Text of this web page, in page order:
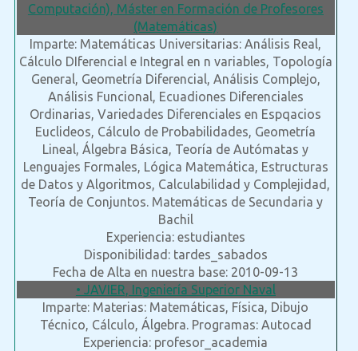
Computación), Máster en Formación de Profesores
(Matemáticas)
Imparte: Matemáticas Universitarias: Análisis Real,
Cálculo DIferencial e Integral en n variables, Topología
General, Geometría Diferencial, Análisis Complejo,
Análisis Funcional, Ecuadiones Diferenciales
Ordinarias, Variedades Diferenciales en Espqacios
Euclideos, Cálculo de Probabilidades, Geometría
Lineal, Álgebra Básica, Teoría de Autómatas y
Lenguajes Formales, Lógica Matemática, Estructuras
de Datos y Algoritmos, Calculabilidad y Complejidad,
Teoría de Conjuntos. Matemáticas de Secundaria y
Bachil
Experiencia: estudiantes
Disponibilidad: tardes_sabados
Fecha de Alta en nuestra base: 2010-09-13
• JAVIER, Ingeniería Superior Naval
Imparte: Materias: Matemáticas, Física, Dibujo
Técnico, Cálculo, Álgebra. Programas: Autocad
Experiencia: profesor_academia